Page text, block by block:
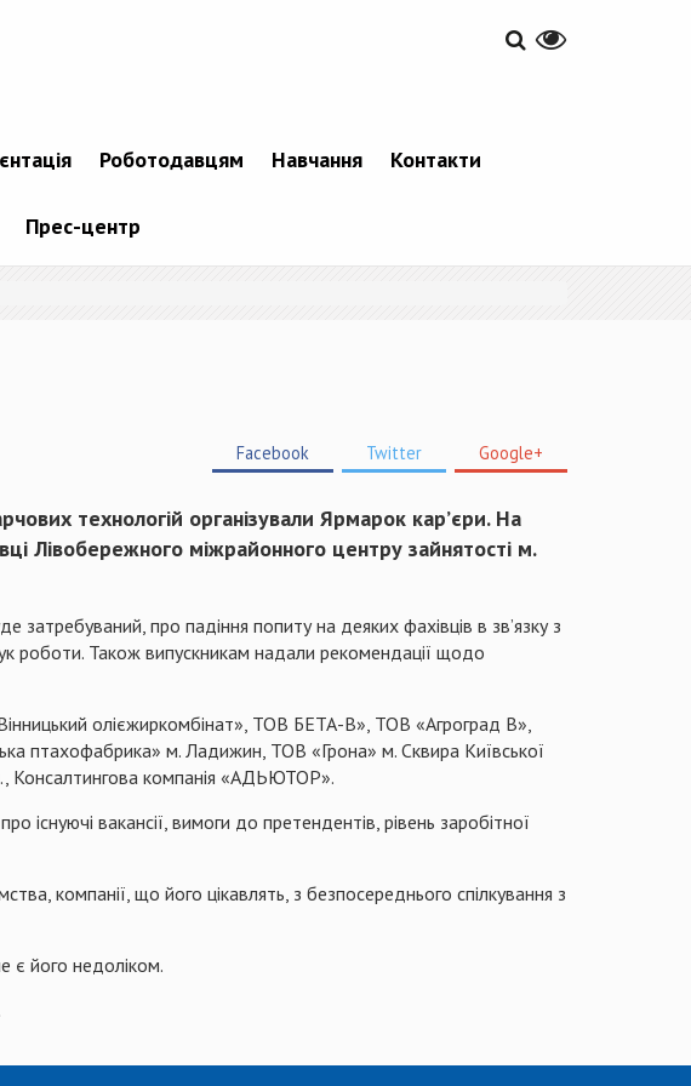
Роботодавцям Навчання Контакти
Прес-центр
Facebook Twitter Google+
технологій організували Ярмарок кар’єри. На
Лівобережного міжрайонного центру зайнятості м.
про падіння попиту на деяких фахівців в зв’язку з
роботи. Також випускникам надали рекомендації щодо
олієжиркомбінат», ТОВ БЕТА-В», ТОВ «Агроград В»,
птахофабрика» м. Ладижин, ТОВ «Грона» м. Сквира Київської
Консалтингова компанія «АДЬЮТОР».
вакансії, вимоги до претендентів, рівень заробітної
компанії, що його цікавлять, з безпосереднього спілкування з
є його недоліком.